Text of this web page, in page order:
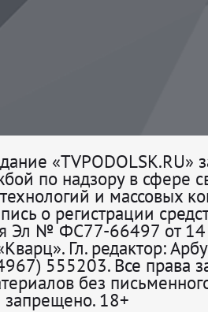
«TVPODOLSK.RU»
по надзору в сфере
и массовых
о регистрации
Эл № ФС77-66497 от 14
Гл. редактор:
555203. Все права
без
запрещено. 18+